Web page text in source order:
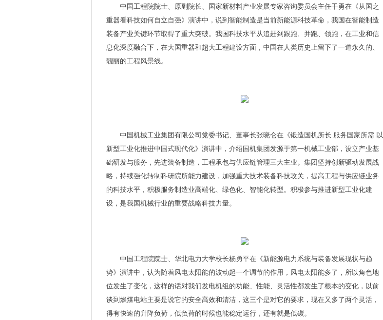
中国工程院院士、原副院长、国家新材料产业发展专家咨询委员会主任干勇在《从国之
重器看科技如何自立自强》演讲中，说到智能制造是当前新能源科技革命，我国在智能制造
装备产业关键环节取得了重大突破。我国科技水平从追赶到跟跑、并跑、领跑，在工业和信
息化深度融合下，在大国重器和超大工程建设方面，中国在人类历史上留下了一道永久的、
靓丽的工程风景线。
中国机械工业集团有限公司党委书记、董事长张晓仑在《锻造国机所长 服务国家所需 以
新型工业化推进中国式现代化》演讲中，介绍国机集团发源于第一机械工业部，设立产业基
础研发与服务，先进装备制造，工程承包与供应链管理三大主业。集团坚持创新驱动发展战
略，持续强化转制科研院所能力建设，加强重大技术装备科技攻关，提高工程与供应链业务
的科技水平，积极服务制造业高端化、绿色化、智能化转型。积极参与推进新型工业化建
设，是我国机械行业的重要战略科技力量。
中国工程院院士、华北电力大学校长杨勇平在《新能源电力系统与装备发展现状与趋
势》演讲中，认为随着风电太阳能的波动起一个调节的作用，风电太阳能多了，所以角色地
位发生了变化，这样的话对我们发电机组的功能、性能、灵活性都发生了根本的变化，以前
谈到燃煤电站主要是说它的安全高效和清洁，这三个是对它的要求，现在又多了两个灵活，
得有快速的升降负荷，低负荷的时候也能稳定运行，还有就是低碳。